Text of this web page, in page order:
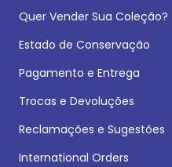
Quer Vender Sua Coleção?
Estado de Conservação
Pagamento e Entrega
Trocas e Devoluções
Reclamações e Sugestões
International Orders